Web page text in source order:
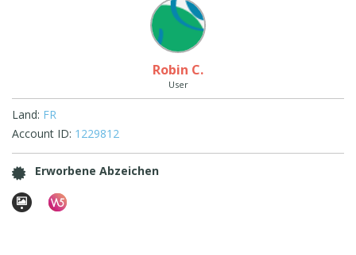
Robin C.
User
Land: FR
Account ID: 1229812
Erworbene Abzeichen